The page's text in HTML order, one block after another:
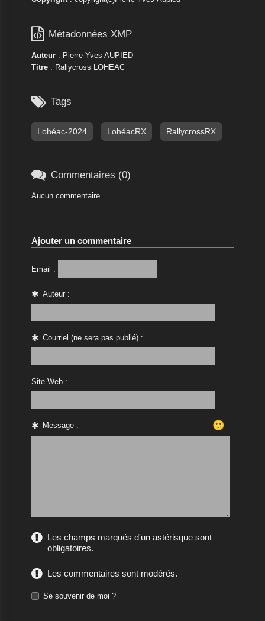
 Métadonnées XMP
Auteur: Pierre-Yves AUPIED
Titre: Rallycross LOHEAC
 Tags
Lohéac-2024 LohéacRX RallycrossRX
 Commentaires (0)
Aucun commentaire.
Ajouter un commentaire
Email :
Auteur :
Courriel (ne sera pas publié) :
Site Web :
Message : 🙂
Les champs marqués d'un astérisque sont
obligatoires.
Les commentaires sont modérés.
Se souvenir de moi ?